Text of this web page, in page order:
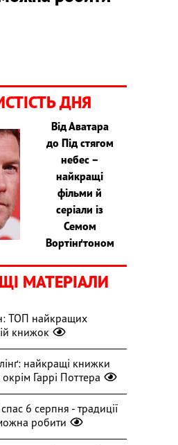
ДНЯ
Від Аватара
до Під стягом
небес –
найкращі
фільми й
серіали із
Семом
Вортінґтоном
МАТЕРІАЛИ
ТОП найкращих
книжок
найкращі книжки
Гаррі Поттера
6 серпня - традиції
робити